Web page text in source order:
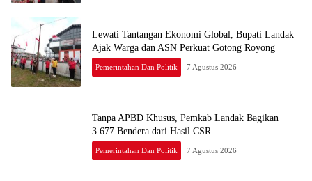
Lewati Tantangan Ekonomi Global, Bupati Landak
Ajak Warga dan ASN Perkuat Gotong Royong
Pemerintahan Dan Politik 7 Agustus 2026
Tanpa APBD Khusus, Pemkab Landak Bagikan
3.677 Bendera dari Hasil CSR
Pemerintahan Dan Politik 7 Agustus 2026